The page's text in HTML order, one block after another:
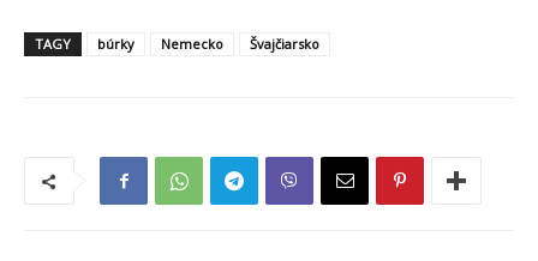
TAGY búrky Nemecko Švajčiarsko